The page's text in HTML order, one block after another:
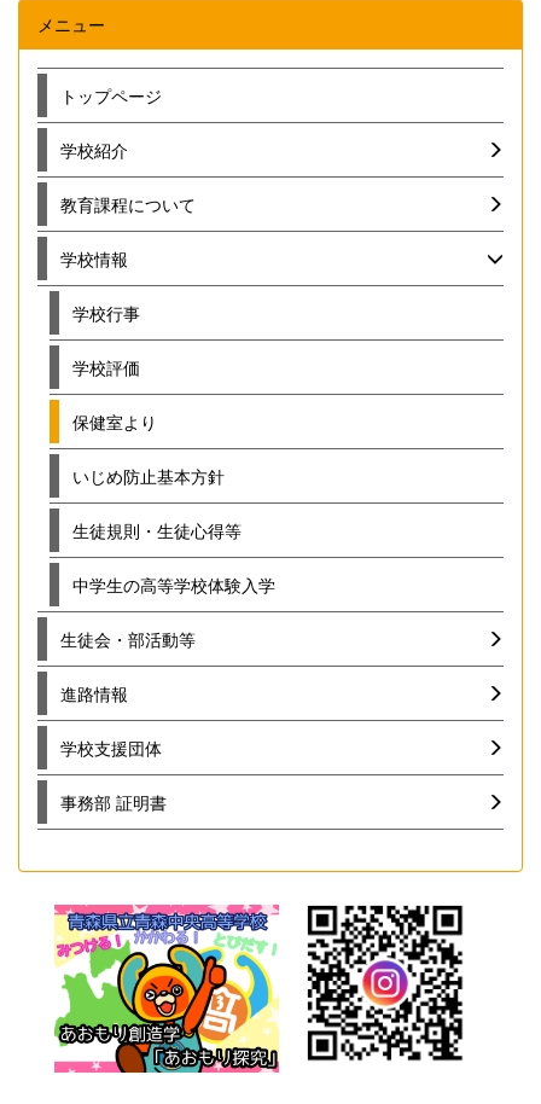
メニュー
トップページ
学校紹介
教育課程について
学校情報
学校行事
学校評価
保健室より
いじめ防止基本方針
生徒規則・生徒心得等
中学生の高等学校体験入学
生徒会・部活動等
進路情報
学校支援団体
事務部 証明書